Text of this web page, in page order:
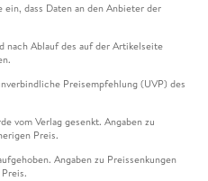
dass Daten an den Anbieter der
nach Ablauf des auf der Artikelseite
Preisempfehlung (UVP) des
vom Verlag gesenkt. Angaben zu
Preis.
Angaben zu Preissenkungen